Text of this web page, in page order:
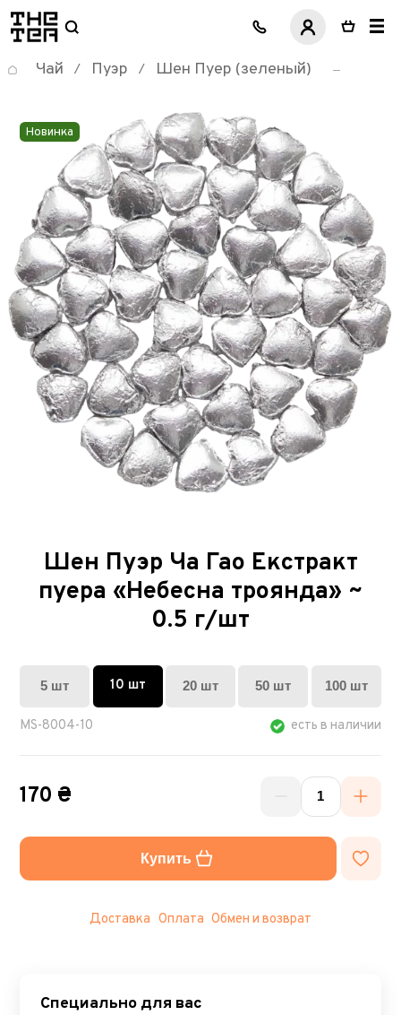
логотип
Чай / Пуэр / Шен Пуер (зеленый)
Новинка
Шен Пуэр Ча Гао Екстракт
пуера «Небесна троянда» ~
0.5 г/шт
5 шт 10 шт 20 шт 50 шт 100 шт
MS-8004-10 есть в наличии
170 ₴
Купить
Доставка Оплата Обмен и возврат
Специально для вас